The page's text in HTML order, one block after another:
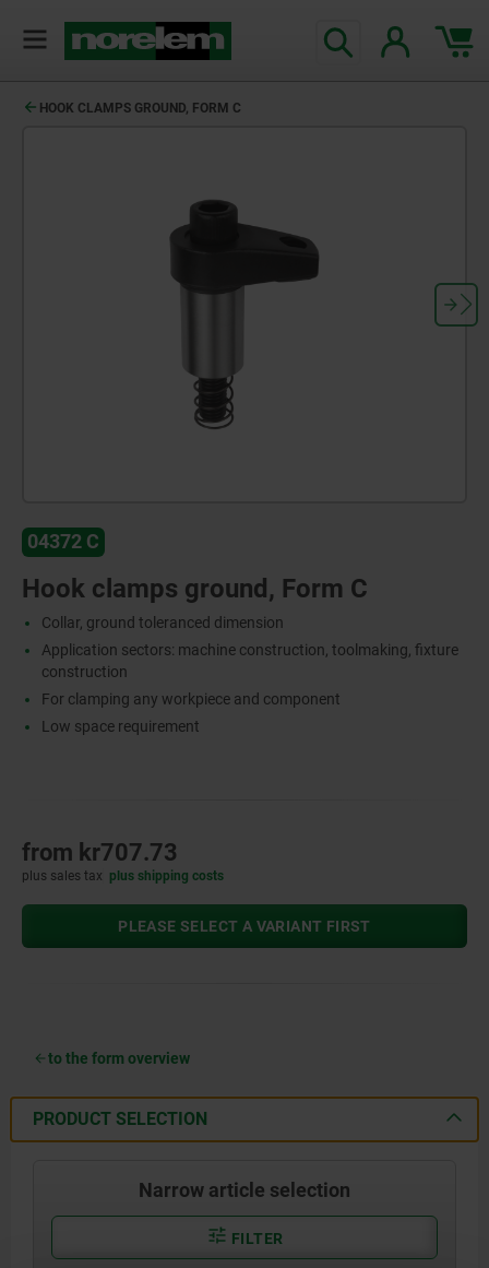
HOOK CLAMPS GROUND, FORM C
04372 C
Hook clamps ground, Form C
Collar, ground toleranced dimension
Application sectors: machine construction, toolmaking, fixture
construction
For clamping any workpiece and component
Low space requirement
from kr707.73
plus sales tax plus shipping costs
PLEASE SELECT A VARIANT FIRST
to the form overview
PRODUCT SELECTION
Narrow article selection
FILTER